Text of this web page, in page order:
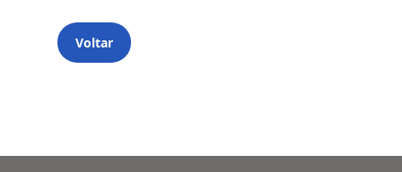
Voltar